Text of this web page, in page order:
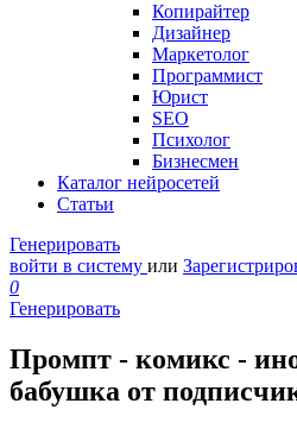
Копирайтер
Дизайнер
Маркетолог
Программист
Юрист
SEO
Психолог
Бизнесмен
Каталог нейросетей
Статьи
Генерировать
войти в систему или
0
Генерировать
Промпт - комикс -
бабушка от